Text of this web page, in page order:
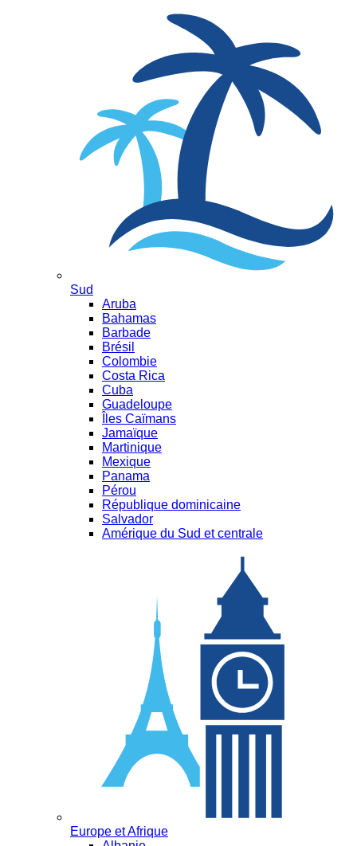
Sud
Aruba
Bahamas
Barbade
Brésil
Colombie
Costa Rica
Cuba
Guadeloupe
Îles Caïmans
Jamaïque
Martinique
Mexique
Panama
Pérou
République dominicaine
Salvador
Amérique du Sud et centrale
Europe et Afrique